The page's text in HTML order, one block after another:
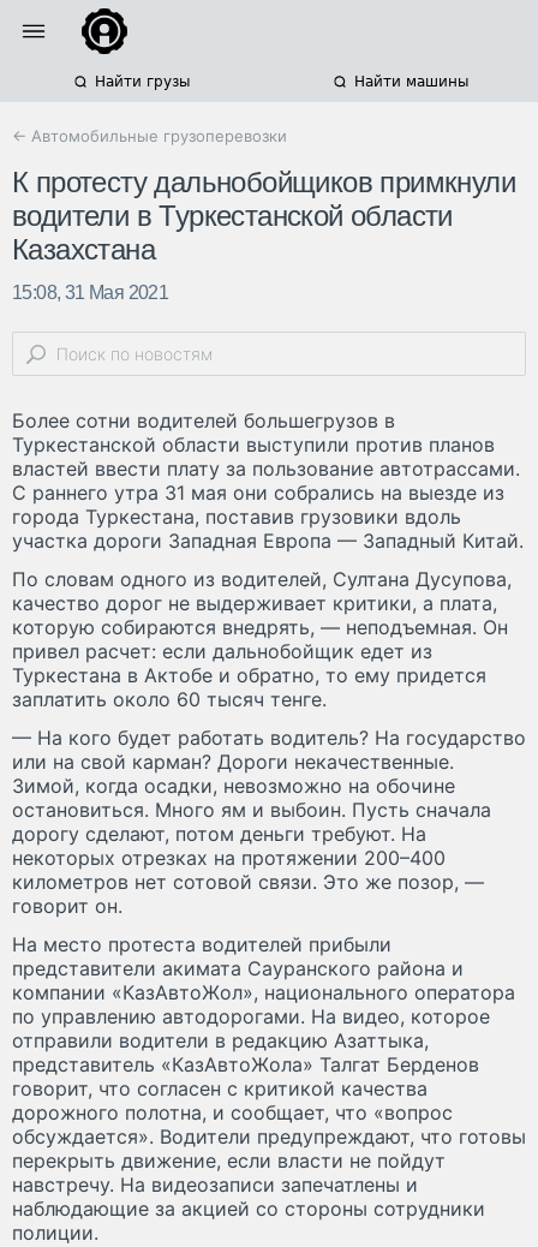
Найти грузы Найти машины
← Автомобильные грузоперевозки
К протесту дальнобойщиков примкнули
водители в Туркестанской области
Казахстана
15:08, 31 Мая 2021
Более сотни водителей большегрузов в
Туркестанской области выступили против планов
властей ввести плату за пользование автотрассами.
С раннего утра 31 мая они собрались на выезде из
города Туркестана, поставив грузовики вдоль
участка дороги Западная Европа — Западный Китай.
По словам одного из водителей, Султана Дусупова,
качество дорог не выдерживает критики, а плата,
которую собираются внедрять, — неподъемная. Он
привел расчет: если дальнобойщик едет из
Туркестана в Актобе и обратно, то ему придется
заплатить около 60 тысяч тенге.
— На кого будет работать водитель? На государство
или на свой карман? Дороги некачественные.
Зимой, когда осадки, невозможно на обочине
остановиться. Много ям и выбоин. Пусть сначала
дорогу сделают, потом деньги требуют. На
некоторых отрезках на протяжении 200–400
километров нет сотовой связи. Это же позор, —
говорит он.
На место протеста водителей прибыли
представители акимата Сауранского района и
компании «КазАвтоЖол», национального оператора
по управлению автодорогами. На видео, которое
отправили водители в редакцию Азаттыка,
представитель «КазАвтоЖола» Талгат Берденов
говорит, что согласен с критикой качества
дорожного полотна, и сообщает, что «вопрос
обсуждается». Водители предупреждают, что готовы
перекрыть движение, если власти не пойдут
навстречу. На видеозаписи запечатлены и
наблюдающие за акцией со стороны сотрудники
полиции.